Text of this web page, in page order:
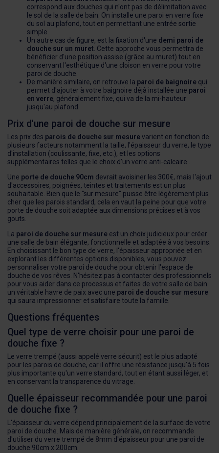
correspond aux douches qui n'ont pas de délimitation avec
le sol de la salle de bain. On installe une paroi en verre fixe
du sol au plafond, tout en permettant une entrée sortie
simple.
Un autre cas de figure, est la fixation d'une demi paroi de
douche sur un muret . Cette approche vous permettra de
bénéficier d'une position assise (grâce au muret) tout en
conservant l'esthétique d'une cloison en verre pour votre
paroi de douche.
De manière similaire, on retrouve la paroi de baignoire qui
permet d'ajouter à votre baignoire déjà installée une paroi
en verre, généralement fixe, qui va de la mi-hauteur
jusqu'au plafond.
Prix d'une paroi de douche sur mesure
Les prix des parois de douche sur mesurevarient en fonction de
plusieurs facteurs notamment la taille, l'épaisseur du verre, le type
d'installation (coulissante, fixe, etc.), et les options
supplémentaires telles que le choix d'un verre anti-calcaire…
Une porte de douche 90cm devrait avoisiner les 300€, mais l'ajout
d'accessoires, poignées, teintes et traitements est un plus
souhaitable. Bien que le "sur mesure" puisse être légèrement plus
cher que les parois standard, cela en vaut la peine pour que votre
porte de douche soit adaptée aux dimensions précises et à vos
gouts.
La paroi de douche sur mesure est un choix judicieux pour créer
une salle de bain élégante, fonctionnelle et adaptée à vos besoins.
En choisissant le bon type de verre, l'épaisseur appropriée et en
explorant les différentes options disponibles, vous pouvez
personnaliser votre paroi de douche pour obtenir l'espace de
douche de vos rêves. N'hésitez pas à contacter des professionnels
pour vous aider dans ce processus et faites de votre salle de bain
un véritable havre de paix avec une paroi de douche sur mesure
qui saura impressionner et satisfaire toute la famille.
Questions fréquentes
Quel type de verre choisir pour une paroi de
douche fixe ?
Le verre trempé (aussi appelé verre sécurit) est le plus adapté
pour les parois de douche, car il offre une résistance jusqu'à 5 fois
plus importante qu'un verre standard, tout en étant aussi léger, et
en conservant la transparence du vitrage.
Quelle épaisseur recommandée pour une paroi
de douche fixe ?
L'épaisseur du verre dépend principalement de la surface de votre
paroi de douche. Mais de manière générale, on recommande
d'utiliser du verre trempé de 8mm d'épaisseur pour une paroi de
douche 90cm x 200cm.